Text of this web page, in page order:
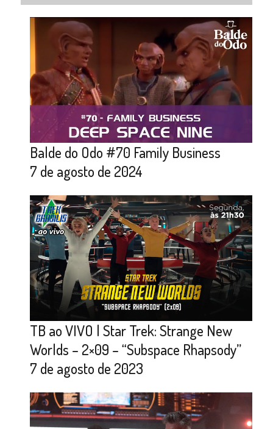
Balde do Odo #70 Family Business
7 de agosto de 2024
TB ao VIVO | Star Trek: Strange New
Worlds – 2×09 – “Subspace Rhapsody”
7 de agosto de 2023